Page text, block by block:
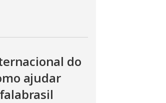
do
ajudar